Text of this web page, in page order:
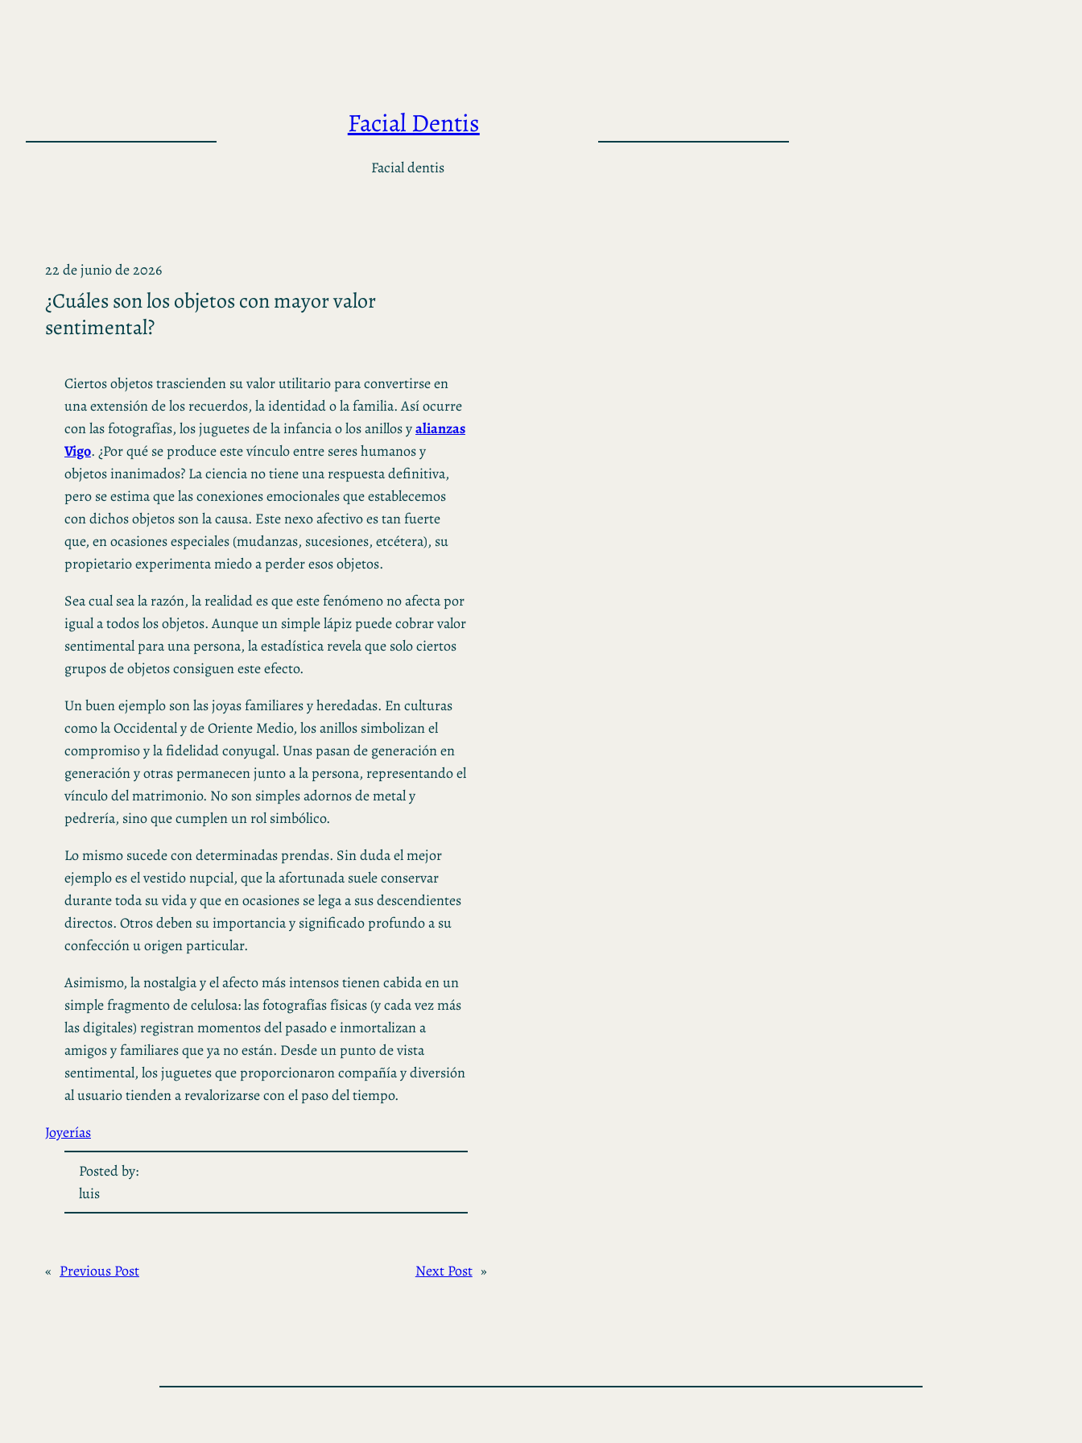
Facial Dentis
Facial dentis
22 de junio de 2026
¿Cuáles son los objetos con mayor valor
sentimental?
Ciertos objetos trascienden su valor utilitario para convertirse en
una extensión de los recuerdos, la identidad o la familia. Así ocurre
con las fotografías, los juguetes de la infancia o los anillos yalianzas
Vigo. ¿Por qué se produce este vínculo entre seres humanos y
objetos inanimados? La ciencia no tiene una respuesta definitiva,
pero se estima que las conexiones emocionales que establecemos
con dichos objetos son la causa. Este nexo afectivo es tan fuerte
que, en ocasiones especiales (mudanzas, sucesiones, etcétera), su
propietario experimenta miedo a perder esos objetos.
Sea cual sea la razón, la realidad es que este fenómeno no afecta por
igual a todos los objetos. Aunque un simple lápiz puede cobrar valor
sentimental para una persona, la estadística revela que solo ciertos
grupos de objetos consiguen este efecto.
Un buen ejemplo son las joyas familiares y heredadas. En culturas
como la Occidental y de Oriente Medio, los anillos simbolizan el
compromiso y la fidelidad conyugal. Unas pasan de generación en
generación y otras permanecen junto a la persona, representando el
vínculo del matrimonio. No son simples adornos de metal y
pedrería, sino que cumplen un rol simbólico.
Lo mismo sucede con determinadas prendas. Sin duda el mejor
ejemplo es el vestido nupcial, que la afortunada suele conservar
durante toda su vida y que en ocasiones se lega a sus descendientes
directos. Otros deben su importancia y significado profundo a su
confección u origen particular.
Asimismo, la nostalgia y el afecto más intensos tienen cabida en un
simple fragmento de celulosa: las fotografías físicas (y cada vez más
las digitales) registran momentos del pasado e inmortalizan a
amigos y familiares que ya no están. Desde un punto de vista
sentimental, los juguetes que proporcionaron compañía y diversión
al usuario tienden a revalorizarse con el paso del tiempo.
Joyerías
Posted by:
luis
« Previous Post Next Post »